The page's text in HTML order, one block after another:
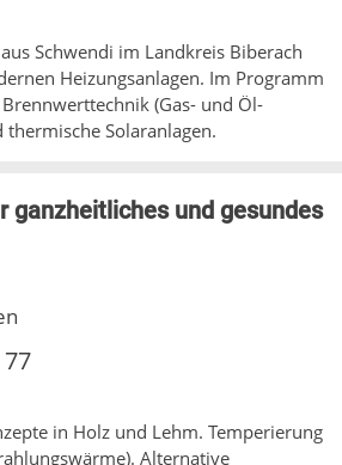
Schwendi im Landkreis Biberach
Heizungsanlagen. Im Programm
(Gas- und Öl-
Solaranlagen.
ganzheitliches und gesundes
in Holz und Lehm. Temperierung
Alternative